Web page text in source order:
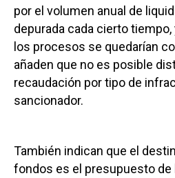
por el volumen anual de
depurada cada cierto
los procesos se quedarían
añaden que no es posible
recaudación por tipo de
sancionador.
También indican que el
fondos es el presupuesto de